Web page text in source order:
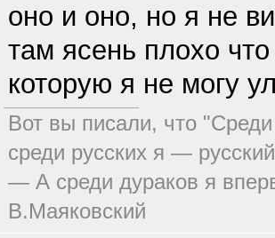
оно и оно, но я не
там ясень плохо
которую я не могу
Вот вы писали, что
среди русских я —
— А среди дураков я
В.Маяковский